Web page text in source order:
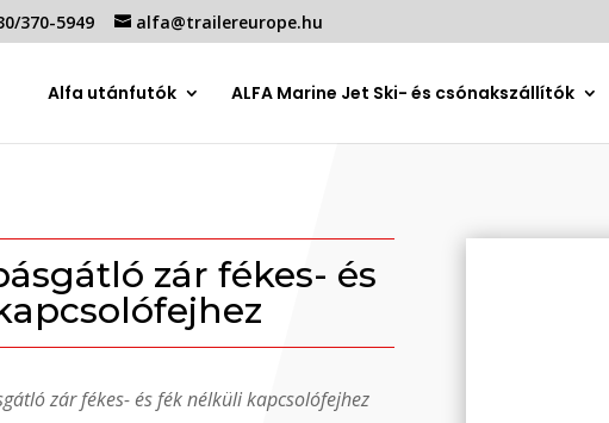
370-5949 alfa@trailereurope.hu
Alfa utánfutók ALFA Marine Jet Ski- és csónakszállítók
zár fékes- és
zár fékes- és fék nélküli kapcsolófejhez